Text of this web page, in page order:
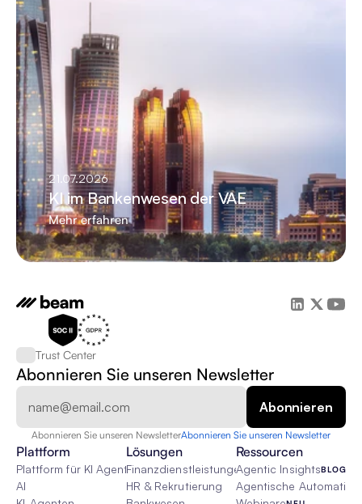
21.07.2026
KI im Bankenwesen der VAE
Mehr erfahren
Trust Center
Abonnieren Sie unseren Newsletter
Abonnieren Sie unseren NewsletterAbonnieren Sie unseren Newsletter
Plattform
Plattform für KI Agenten
AI
Lösungen
Finanzdienstleistungen
HR & Rekrutierung
Ressourcen
Agentic InsightsBLOG
Agentische